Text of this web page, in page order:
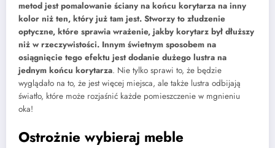
metod jest pomalowanie ściany na końcu korytarza na inny
kolor niż ten, który już tam jest. Stworzy to złudzenie
optyczne, które sprawia wrażenie, jakby korytarz był dłuższy
niż w rzeczywistości. Innym świetnym sposobem na
osiągnięcie tego efektu jest dodanie dużego lustra na
jednym końcu korytarza. Nie tylko sprawi to, że będzie
wyglądało na to, że jest więcej miejsca, ale także lustra odbijają
światło, które może rozjaśnić każde pomieszczenie w mgnieniu
oka!
Ostrożnie wybieraj meble